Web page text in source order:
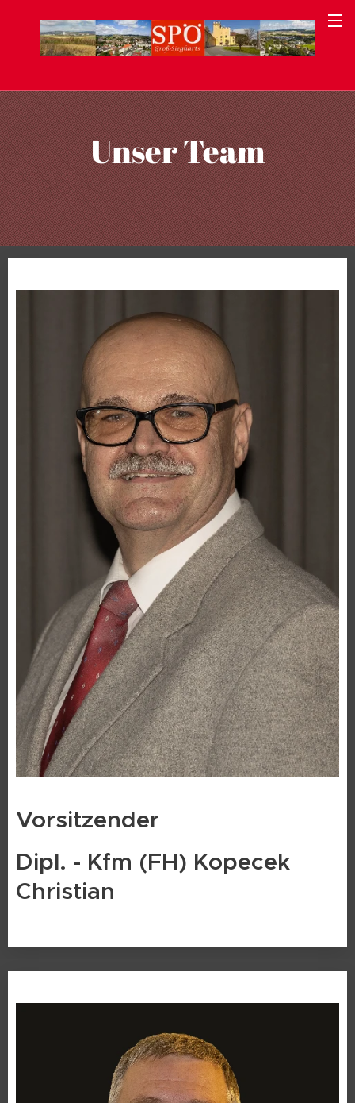
Unser Team
Vorsitzender
Dipl. - Kfm (FH) Kopecek
Christian